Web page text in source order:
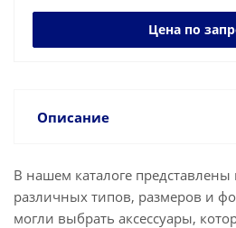
Цена по
Описание
В нашем каталоге
различных типов, размеров и
могли выбрать аксессуары,